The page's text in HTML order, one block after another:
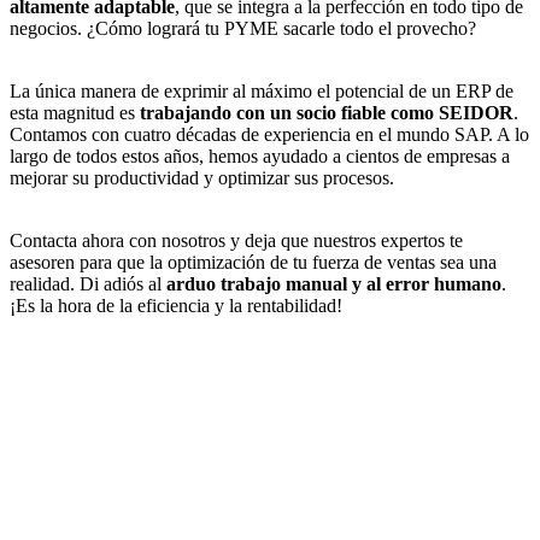
altamente adaptable, que se integra a la perfección en todo tipo de
negocios. ¿Cómo logrará tu PYME sacarle todo el provecho?
La única manera de exprimir al máximo el potencial de un ERP de
esta magnitud es trabajando con un socio fiable como SEIDOR.
Contamos con cuatro décadas de experiencia en el mundo SAP. A lo
largo de todos estos años, hemos ayudado a cientos de empresas a
mejorar su productividad y optimizar sus procesos.
Contacta ahora con nosotros y deja que nuestros expertos te
asesoren para que la optimización de tu fuerza de ventas sea una
realidad. Di adiós al arduo trabajo manual y al error humano.
¡Es la hora de la eficiencia y la rentabilidad!